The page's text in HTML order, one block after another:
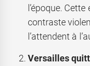
l’époque.
contraste
l’attendent à
Versailles